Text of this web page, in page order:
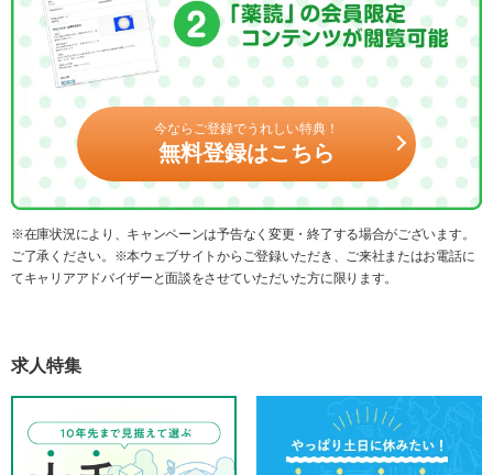
今ならご登録でうれしい特典！
無料登録はこちら
※在庫状況により、キャンペーンは予告なく変更・終了する場合がございます。
ご了承ください。※本ウェブサイトからご登録いただき、ご来社またはお電話に
てキャリアアドバイザーと面談をさせていただいた方に限ります。
求人特集